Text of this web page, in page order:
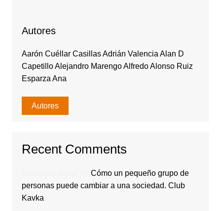
Autores
Aarón Cuéllar Casillas Adrián Valencia Alan D
Capetillo Alejandro Marengo Alfredo Alonso Ruiz
Esparza Ana
Autores
Recent Comments
Cómo un pequeño grupo de
personas puede cambiar a una sociedad. Club
Kavka